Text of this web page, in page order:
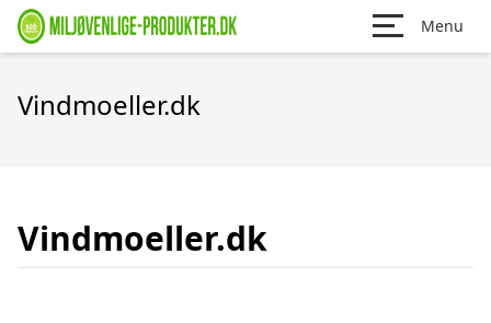
Menu
Vindmoeller.dk
Vindmoeller.dk